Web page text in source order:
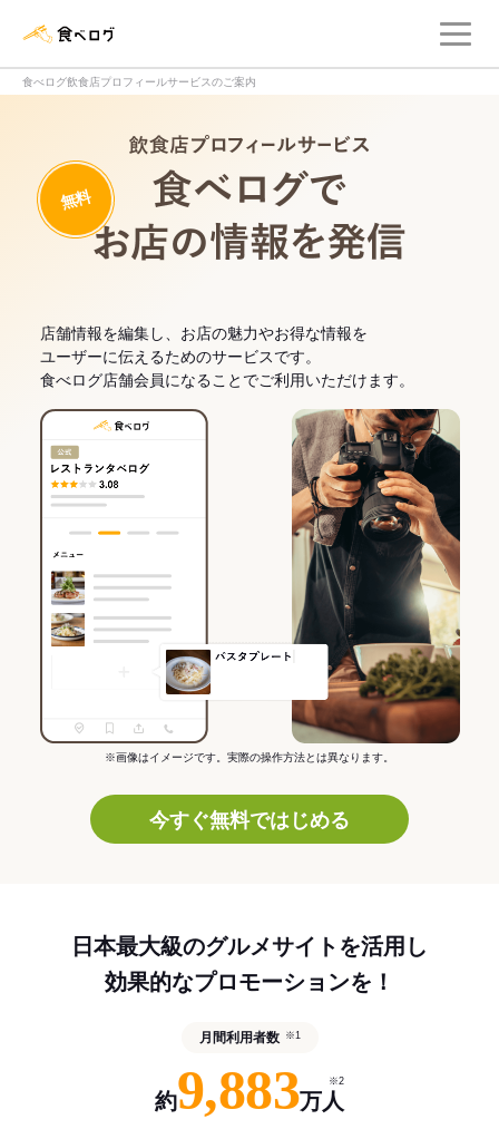
食べログ飲食店プロフィールサービスのご案内
無料
店舗情報を編集し、お店の魅力やお得な情報を
ユーザーに伝えるためのサービスです。
食べログ店舗会員になることでご利用いただけます。
※画像はイメージです。実際の操作方法とは異なります。
今すぐ無料ではじめる
日本最大級のグルメサイトを活用し
効果的なプロモーションを！
月間利用者数 ※1
約9,883万人
※2